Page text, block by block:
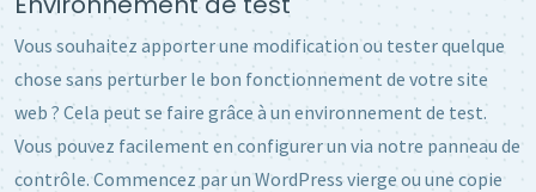
Vous souhaitez apporter une modification ou tester quelque
chose sans perturber le bon fonctionnement de votre site
web ? Cela peut se faire grâce à un environnement de test.
Vous pouvez facilement en configurer un via notre panneau de
contrôle. Commencez par un WordPress vierge ou une copie